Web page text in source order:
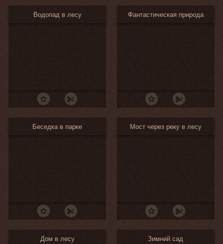
Водопад в лесу Фантастическая природа
Беседка в парке Мост через реку в лесу
Дом в лесу Зимний сад